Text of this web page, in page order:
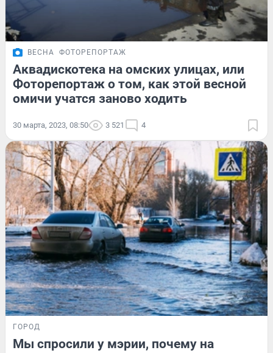
ВЕСНА ФОТОРЕПОРТАЖ
Аквадискотека на омских улицах, или
Фоторепортаж о том, как этой весной
омичи учатся заново ходить
30 марта, 2023, 08:50 3 521 4
ГОРОД
Мы спросили у мэрии, почему на